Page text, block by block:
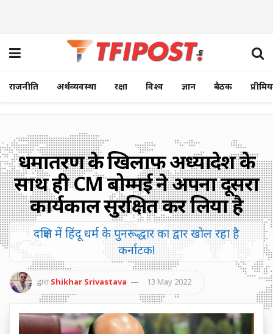
राजनीति अर्थव्यवस्था रक्षा विश्व ज्ञान बैठक
धर्मांतरण के खिलाफ अध्यादेश के
साथ ही CM बोम्मई ने अपना दूसरा
कार्यकाल सुरक्षित कर लिया है
दक्षिण में हिंदू धर्म के पुनरूद्धार का द्वार खोल रहा है
कर्नाटक!
द्वारा Shikhar Srivastava 13 May 2022